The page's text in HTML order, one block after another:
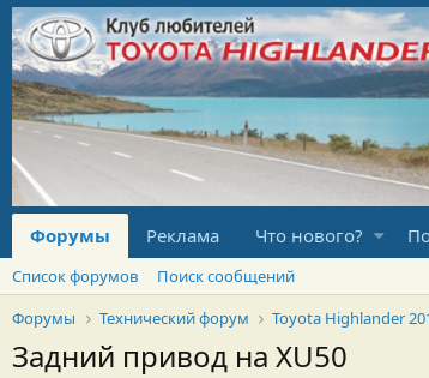
Форумы Реклама Что нового?
Список форумов
Поиск сообщений
Форумы
Технический форум Toyota Highlander
Задний привод на XU50